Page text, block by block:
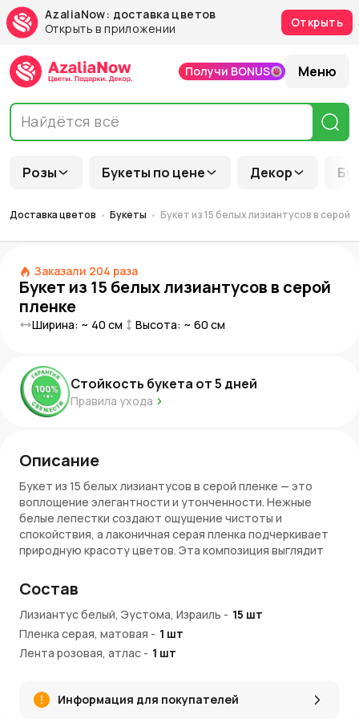
AzaliaNow: доставка цветов
Открыть в приложении
Открыть
Розы Букеты по цене Декор
Получи BONUS Меню
Доставка цветов Букеты Букет из 15 белых лизиантусов в серой
Заказали 204 раза
Букет из 15 белых лизиантусов в серой
пленке
Ширина: ~ 40 см Высота: ~ 60 см
Стойкость букета от5 дней
Правила ухода
Описание
Букет из 15 белых лизиантусов в серой пленке — это
воплощение элегантности и утонченности. Нежные
белые лепестки создают ощущение чистоты и
спокойствия, а лаконичная серая пленка подчеркивает
природную красоту цветов. Эта композиция выглядит
важны искренность и теплота жеста.
Состав букета, его преимущества и символика
15 белых лизиантусов : символизируют чистоту,
искренность и нежность. Их изящные формы
подчеркивающее минимализм и элегантность букета.
Состав
Лизиантус белый, Эустома, Израиль - 15 шт
Пленка серая, матовая - 1 шт
Лента розовая, атлас - 1 шт
Информация для покупателей